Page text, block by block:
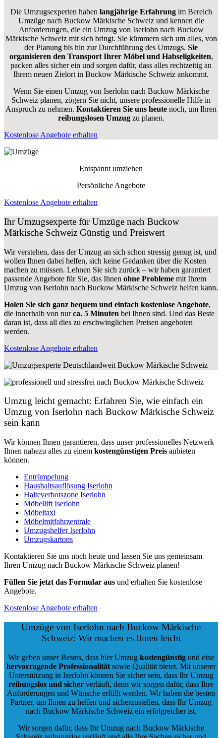
Die Umzugsexperten haben langjährige Erfahrungim Bereich
Umzüge nach Buckow Märkische Schweiz und kennen die
Anforderungen, die ein Umzug von Iserlohn nach Buckow
Märkische Schweiz mit sich bringt. Sie kümmern sich um alles, von
der Planung bis hin zur Durchführung des Umzugs. Sie
organisieren den Transport Ihrer Möbel und Habseligkeiten,
packen alles sicher ein und sorgen dafür, dass alles rechtzeitig an
Ihrem neuen Zielort in Buckow Märkische Schweiz ankommt.
Wenn Sie einen Umzug von Iserlohn nach Buckow Märkische
Schweiz planen, zögern Sie nicht, unsere professionelle Hilfe in
Anspruch zu nehmen. Kontaktieren Sie uns heute noch, um Ihren
reibungslosen Umzugzu planen.
Kostenlose Angebote erhalten
Entspannt umziehen
Persönliche Angebote
Kostenlose Angebote erhalten
Ihr Umzugsexperte für Umzüge nach Buckow
Märkische Schweiz Günstig und Preiswert
Wir verstehen, dass der Umzug an sich schon stressig genug ist, und
wollen Ihnen dabei helfen, sich keine Gedanken über die Kosten
machen zu müssen. Lehnen Sie sich zurück – wir haben garantiert
passende Angebote für Sie, das Ihnen ohne Probleme mit Ihrem
Umzug von Iserlohn nach Buckow Märkische Schweiz helfen kann.
Holen Sie sich ganz bequem und einfach kostenlose Angebote,
die innerhalb von nurca. 5 Minuten bei Ihnen sind. Und das Beste
daran ist, dass all dies zu erschwinglichen Preisen angeboten
werden.
Kostenlose Angebote erhalten
Umzug leicht gemacht: Erfahren Sie, wie einfach ein
Umzug von Iserlohn nach Buckow Märkische Schweiz
sein kann
Wir können Ihnen garantieren, dass unser professionelles Netzwerk
Ihnen nahezu alles zu einem kostengünstigen Preis anbieten
können.
Entrümpelung
Haushaltsauflösung Iserlohn
Halteverbotszone Iserlohn
Möbellift Iserlohn
Möbeltaxi
Möbelmitfahrzentrale
Umzugshelfer Iserlohn
Umzugskartons
Kontaktieren Sie uns noch heute und lassen Sie uns gemeinsam
Ihren Umzug nach Buckow Märkische Schweiz planen!
Füllen Sie jetzt das Formular aus und erhalten Sie kostenlose
Angebote.
Kostenlose Angebote erhalten
Umzüge von Iserlohn nach Buckow Märkische
Schweiz: Wir machen es Ihnen leicht
Wir geben unser Bestes, dass hier Umzug kostengünstigund eine
hervorragende Professionalität sowie Qualität bietet. Mit unserer
Unterstützung in Iserlohn können Sie sicher sein, dass Ihr Umzug
reibungslos und sicher verläuft, denn wir sorgen dafür, dass Ihre
Anforderungen und Wünsche erfüllt werden. Wir haben die besten
Partner, um Ihnen zu helfen und sicherzustellen, dass Ihr Umzug
nach Buckow Märkische Schweiz ein erfolgreicher ist.
Wir sorgen dafür, dass Ihr Umzug nach Buckow Märkische